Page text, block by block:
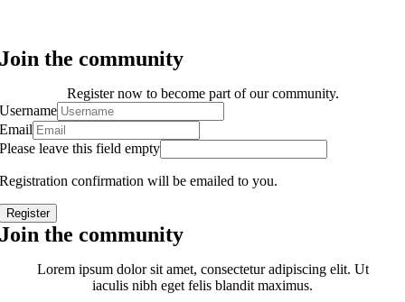
Join the community
Register now to become part of our community.
Username
Email
Please leave this field empty
Registration confirmation will be emailed to you.
Register
Join the community
Lorem ipsum dolor sit amet, consectetur adipiscing elit. Ut
iaculis nibh eget felis blandit maximus.